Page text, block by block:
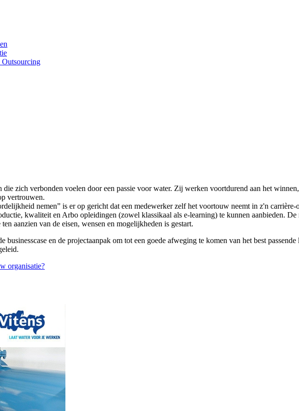
Outsourcing
die zich verbonden voelen door een passie voor water. Zij werken voortdurend aan het
vertrouwen.
nemen” is er op gericht dat een medewerker zelf het voortouw neemt in z'n
kwaliteit en Arbo opleidingen (zowel klassikaal als e-learning) te kunnen aanbieden.
aanzien van de eisen, wensen en mogelijkheden is gestart.
businesscase en de projectaanpak om tot een goede afweging te komen van het best
organisatie?